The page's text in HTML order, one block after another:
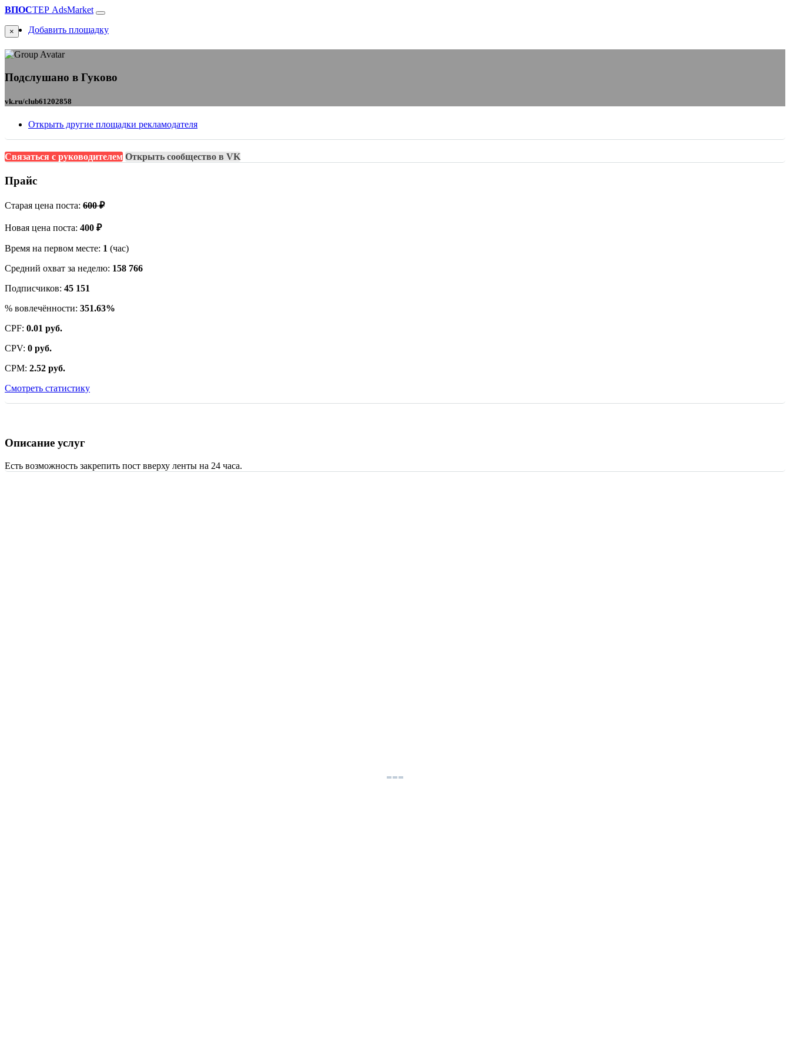
ВПОСТЕР AdsMarket
Добавить площадку
×
Подслушано в Гуково
vk.ru/club61202858
Открыть другие площадки рекламодателя
Связаться с руководителем Открыть сообщество в VK
Прайс
Старая цена поста: 600 ₽
Новая цена поста: 400 ₽
Время на первом месте: 1 (час)
Средний охват за неделю: 158 766
Подписчиков: 45 151
% вовлечённости: 351.63%
CPF: 0.01 руб.
CPV: 0 руб.
CPM: 2.52 руб.
Смотреть статистику
Описание услуг
Есть возможность закрепить пост вверху ленты на 24 часа.